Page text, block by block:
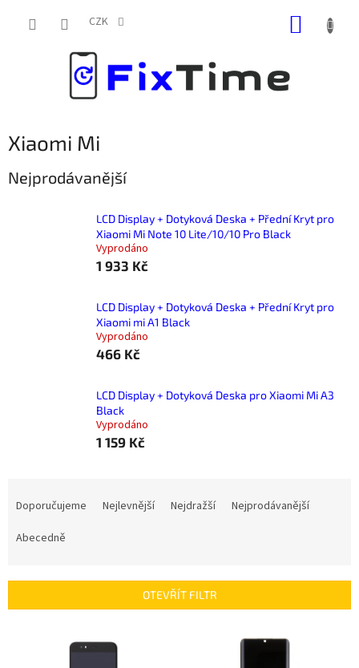
CZK
Xiaomi Mi
Nejprodávanější
LCD Display + Dotyková Deska + Přední Kryt pro
Xiaomi Mi Note 10 Lite/10/10 Pro Black
Vyprodáno
1 933 Kč
LCD Display + Dotyková Deska + Přední Kryt pro
Xiaomi mi A1 Black
Vyprodáno
466 Kč
LCD Display + Dotyková Deska pro Xiaomi Mi A3
Black
Vyprodáno
1 159 Kč
r
Doporučujeme Nejlevnější Nejdražší
Nejprodávanější
Abecedně
OTEVŘÍT FILTR